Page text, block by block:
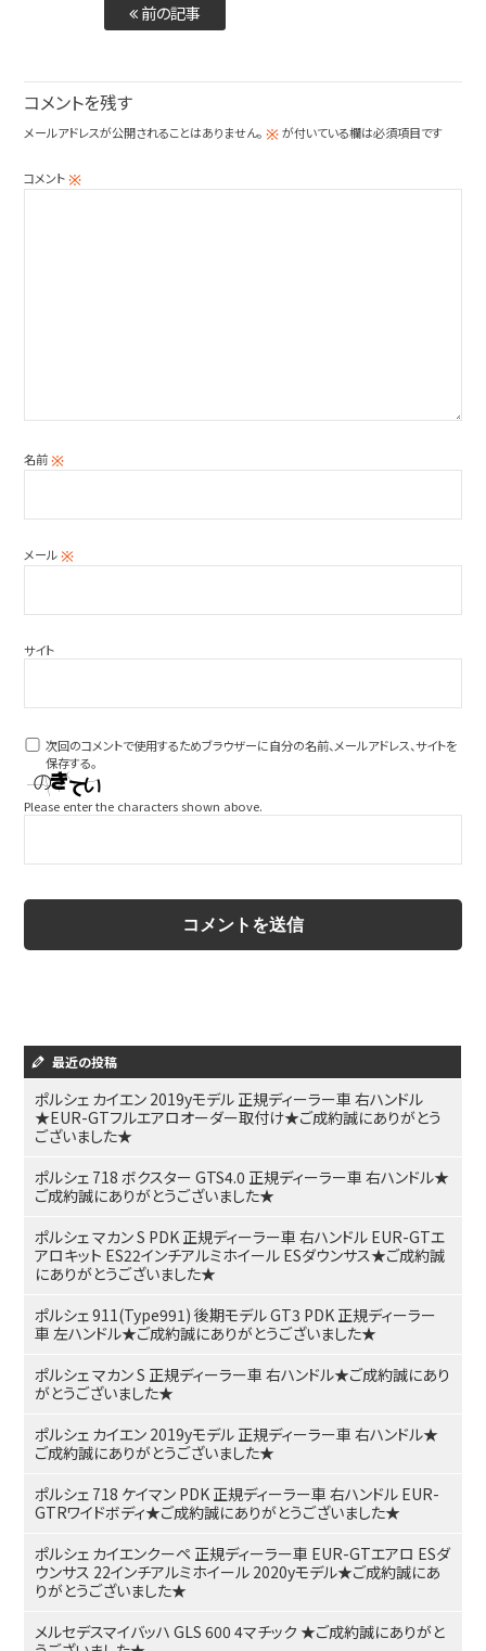
前の記事
コメントを残す
メールアドレスが公開されることはありません。 ※が付いている欄は必須項目です
コメント※
名前※
メール※
サイト
次回のコメントで使用するためブラウザーに自分の名前、メールアドレス、サイトを
保存する。
Please enter the characters shown above.
最近の投稿
ポルシェ カイエン 2019yモデル 正規ディーラー車 右ハンドル
★EUR-GTフルエアロオーダー取付け★ご成約誠にありがとう
ございました★
ポルシェ 718 ボクスター GTS4.0 正規ディーラー車 右ハンドル★
ご成約誠にありがとうございました★
ポルシェ マカン S PDK 正規ディーラー車 右ハンドル EUR-GTエ
アロキット ES22インチアルミホイール ESダウンサス★ご成約誠
にありがとうございました★
ポルシェ 911(Type991) 後期モデル GT3 PDK 正規ディーラー
車 左ハンドル★ご成約誠にありがとうございました★
ポルシェ マカン S 正規ディーラー車 右ハンドル★ご成約誠にあり
がとうございました★
ポルシェ カイエン 2019yモデル 正規ディーラー車 右ハンドル★
ご成約誠にありがとうございました★
ポルシェ 718 ケイマン PDK 正規ディーラー車 右ハンドル EUR-
GTRワイドボディ★ご成約誠にありがとうございました★
ポルシェ カイエンクーペ 正規ディーラー車 EUR-GTエアロ ESダ
ウンサス 22インチアルミホイール 2020yモデル★ご成約誠にあ
りがとうございました★
メルセデスマイバッハ GLS 600 4マチック ★ご成約誠にありがと